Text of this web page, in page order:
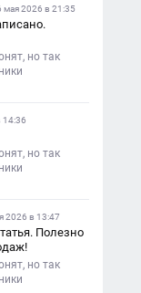
мая 2026 в 21:35
но так
14:36
но так
2026 в 13:47
Полезно
но так